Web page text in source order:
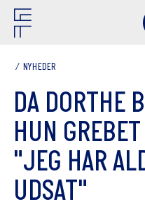
NYHEDER
DA DORTHE
HUN
"JEG HAR
UDSAT"